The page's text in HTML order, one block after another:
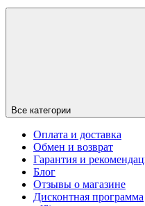
Все категории
Оплата и доставка
Обмен и возврат
Гарантия и
Блог
Отзывы о магазине
Дисконтная программа